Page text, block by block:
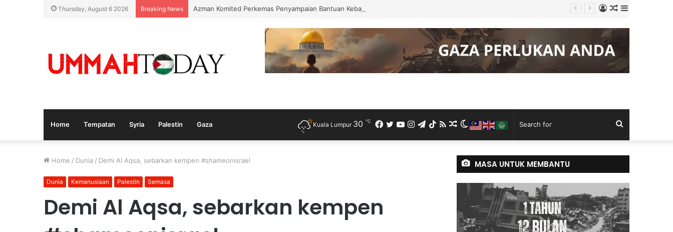
Thursday, August 6 2026 Breaking News Azman Komited Perkemas Penyampaian Bantuan Kebajikan Penduduk di Ampang
Random
Article
Log
In
Home Tempatan Syria Palestin Gaza
for
Switch
skin
Random
Article
RSS
TikTok
Telegram
Instagram
YouTube
Twitter
Facebook
Kuala Lumpur 30 ℃
Home / Dunia / Demi Al Aqsa, sebarkan kempen #shameonisrael
Dunia Kemanusiaan Palestin Semasa
Demi Al Aqsa, sebarkan kempen
MASA UNTUK MEMBANTU